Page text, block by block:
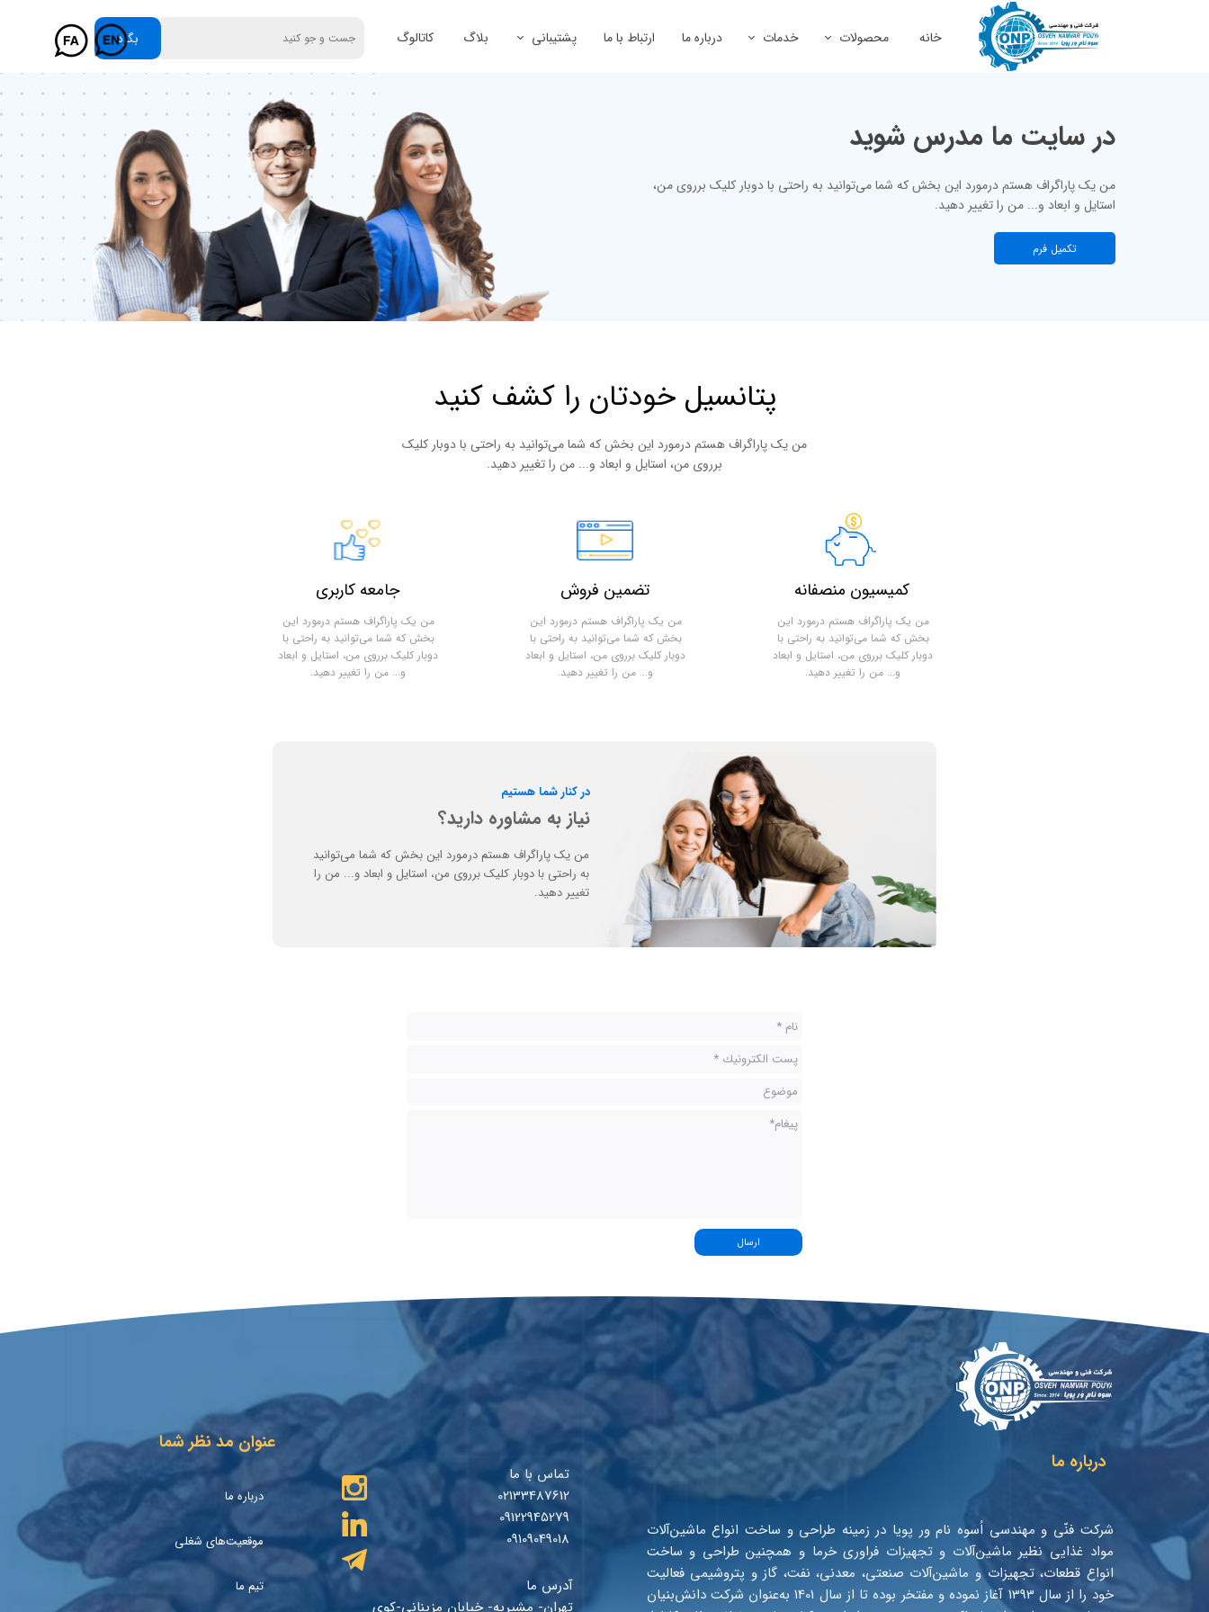
خانه محصولات
نفت، گاز و پتروشیمی
خدمات درباره ما ارتباط با ما پشتیبانی بلاگ کاتالوگ بگرد
تکمیل فرم
در سایت ما مدرس شوید
من یک پاراگراف هستم درمورد این بخش که شما می‌توانید به راحتی با دوبار کلیک برروی من،
استایل و ابعاد و... من را تغییر دهید.
پتانسیل خودتان را کشف کنید
من یک پاراگراف هستم درمورد این بخش که شما می‌توانید به راحتی با دوبار کلیک
برروی من، استایل و ابعاد و... من را تغییر دهید.
من یک پاراگراف هستم درمورد این
بخش که شما می‌توانید به راحتی با
دوبار کلیک برروی من، استایل و ابعاد
و... من را تغییر دهید.
کمیسیون منصفانه
من یک پاراگراف هستم درمورد این
بخش که شما می‌توانید به راحتی با
دوبار کلیک برروی من، استایل و ابعاد
و... من را تغییر دهید.
تضمین فروش
من یک پاراگراف هستم درمورد این
بخش که شما می‌توانید به راحتی با
دوبار کلیک برروی من، استایل و ابعاد
و... من را تغییر دهید.
جامعه کاربری
در کنار شما هستیم
نیاز به مشاوره دارید؟
من یک پاراگراف هستم درمورد این بخش که شما می‌توانید
به راحتی با دوبار کلیک برروی من، استایل و ابعاد و... من را
تغییر دهید.
ارسال
درباره ما
شرکت فنّی و مهندسی اُسوه نام ور پویا در زمینه طراحی و ساخت انواع ماشین‌آلات
مواد غذایی نظیر ماشین‌آلات و تجهیزات فراوری خرما و همچنین طراحی و ساخت
انواع قطعات، تجهیزات و ماشین‌آلات صنعتی، معدنی، نفت، گاز و پتروشیمی فعالیت
خود را از سال 1393 آغاز نموده و مفتخر بوده تا از سال 1401 به‌عنوان شرکت دانش‌بنیان
تماس با ما
02133487612
09122945279
09109049018
آدرس ما
تهران- مشیریه- خیابان مزینانی-کوی
عنوان مد نظر شما
درباره ما
موقعیت‌های شغلی
تیم ما